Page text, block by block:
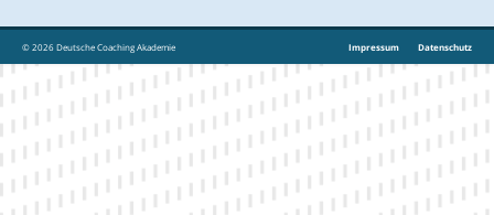
© 2026 Deutsche Coaching Akademie Impressum Datenschutz